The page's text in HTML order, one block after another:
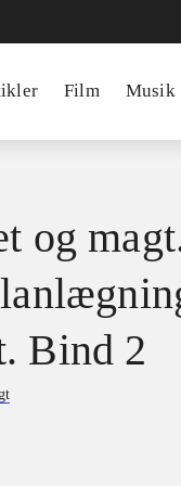
Film Musik
og
Bind 2